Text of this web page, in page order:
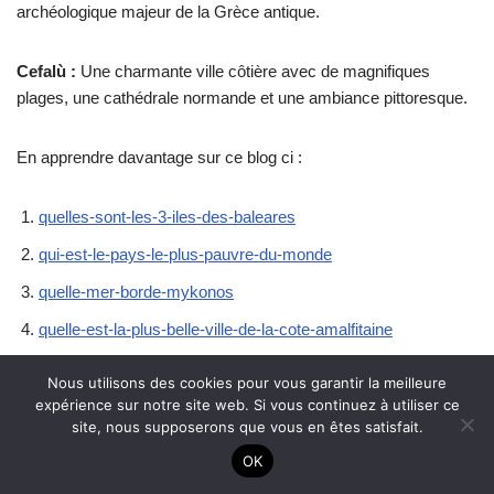
archéologique majeur de la Grèce antique.
Cefalù : Une charmante ville côtière avec de magnifiques
plages, une cathédrale normande et une ambiance pittoresque.
En apprendre davantage sur ce blog ci :
quelles-sont-les-3-iles-des-baleares
qui-est-le-pays-le-plus-pauvre-du-monde
quelle-mer-borde-mykonos
quelle-est-la-plus-belle-ville-de-la-cote-amalfitaine
quelle-est-la-plus-belle-partie-de-bali
quels-souvenirs-ramener-de-sicile
quelle-ville-visiter-en-italie-bord-de-mer
Nous utilisons des cookies pour vous garantir la meilleure
expérience sur notre site web. Si vous continuez à utiliser ce
site, nous supposerons que vous en êtes satisfait.
OK